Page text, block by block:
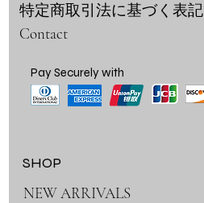
特定商取引法に基づく表記
Contact
SHOP
NEW ARRIVALS
Pay Securely with